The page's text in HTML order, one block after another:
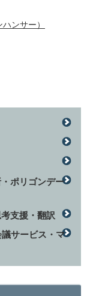
ンサー）
ポリゴンデー
支援・翻訳
サービス・マ